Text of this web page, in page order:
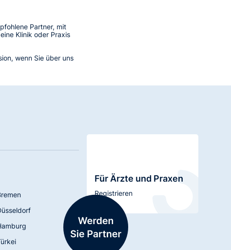
Partner, mit
Klinik oder Praxis
wenn Sie über uns
Für Ärzte und Praxen
Registrieren